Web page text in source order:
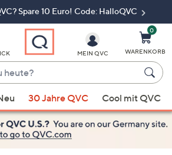
Spare 10 Euro! Code: HalloQVC
MEIN QVC
0
WARENKORB
30 Jahre QVC Cool mit QVC